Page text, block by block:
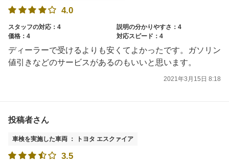
4.0
スタッフの対応：4
説明の分かりやすさ：4
価格：4
対応スピード：4
ディーラーで受けるよりも安くてよかったです。ガソリン
値引きなどのサービスがあるのもいいと思います。
2021年3月15日 8:18
投稿者さん
車検を実施した車両 ： トヨタ エスクァイア
3.5